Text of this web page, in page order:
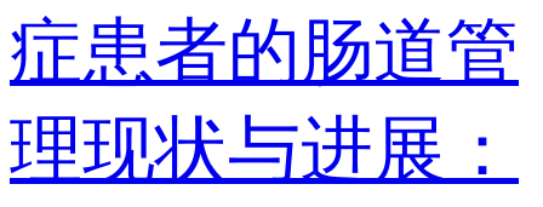
症患者的肠道管
理现状与进展：